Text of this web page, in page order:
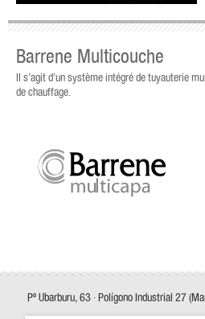
Barrene Multicouche
Il s’agit d’un système intégré de tuyauterie
de chauffage.
Pº Ubarburu, 63 · Polígono Industrial 27